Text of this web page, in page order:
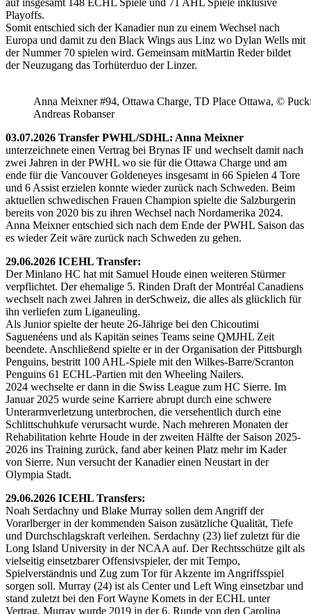
Playoffs.
Somit entschied sich der Kanadier nun zu einem Wechsel nach
Europa und damit zu den Black Wings aus Linz wo Dylan Wells mit
der Nummer 70 spielen wird. Gemeinsam mitMartin Reder bildet
der Neuzugang das Torhüterduo der Linzer.
Anna Meixner #94, Ottawa Charge, TD Place Ottawa, ©
Andreas Robanser
03.07.2026 Transfer PWHL/SDHL: Anna Meixner
unterzeichnete einen Vertrag bei Brynas IF und wechselt damit nach
zwei Jahren in der PWHL wo sie für die Ottawa Charge und am
ende für die Vancouver Goldeneyes insgesamt in 66 Spielen 4 Tore
und 6 Assist erzielen konnte wieder zurück nach Schweden. Beim
aktuellen schwedischen Frauen Champion spielte die Salzburgerin
bereits von 2020 bis zu ihren Wechsel nach Nordamerika 2024.
Anna Meixner entschied sich nach dem Ende der PWHL Saison das
es wieder Zeit wäre zurück nach Schweden zu gehen.
29.06.2026 ICEHL Transfer:
Der Minlano HC hat mit Samuel Houde einen weiteren Stürmer
verpflichtet. Der ehemalige 5. Rinden Draft der Montréal Canadiens
wechselt nach zwei Jahren in derSchweiz, die alles als glücklich für
ihn verliefen zum Liganeuling.
Als Junior spielte der heute 26-Jährige bei den Chicoutimi
Saguenéens und als Kapitän seines Teams seine QMJHL Zeit
beendete. Anschließend spielte er in der Organisation der Pittsburgh
Penguins, bestritt 100 AHL-Spiele mit den Wilkes-Barre/Scranton
Penguins 61 ECHL-Partien mit den Wheeling Nailers.
2024 wechselte er dann in die Swiss League zum HC Sierre. Im
Januar 2025 wurde seine Karriere abrupt durch eine schwere
Unterarmverletzung unterbrochen, die versehentlich durch eine
Schlittschuhkufe verursacht wurde. Nach mehreren Monaten der
Rehabilitation kehrte Houde in der zweiten Hälfte der Saison 2025-
2026 ins Training zurück, fand aber keinen Platz mehr im Kader
von Sierre. Nun versucht der Kanadier einen Neustart in der
Olympia Stadt.
29.06.2026 ICEHL Transfers:
Noah Serdachny und Blake Murray sollen dem Angriff der
Vorarlberger in der kommenden Saison zusätzliche Qualität, Tiefe
und Durchschlagskraft verleihen. Serdachny (23) lief zuletzt für die
Long Island University in der NCAA auf. Der Rechtsschütze gilt als
vielseitig einsetzbarer Offensivspieler, der mit Tempo,
Spielverständnis und Zug zum Tor für Akzente im Angriffsspiel
sorgen soll. Murray (24) ist als Center und Left Wing einsetzbar und
stand zuletzt bei den Fort Wayne Komets in der ECHL unter
Vertrag. Murray wurde 2019 in der 6. Runde von den Carolina